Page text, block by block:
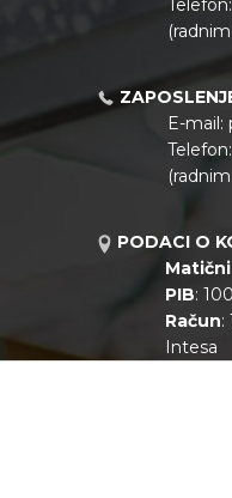
Telefon:
E-mail:
Telefon:
PODACI O
PIB:
Račun:
Intesa